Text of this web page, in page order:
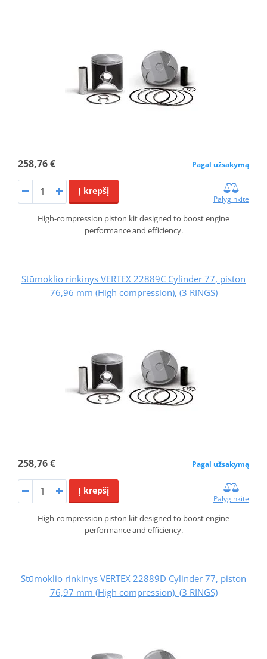
258,76 € Pagal užsakymą
Į krepšį
Palyginkite
High-compression piston kit designed to boost engine
performance and efficiency.
Stūmoklio rinkinys VERTEX 22889C Cylinder 77, piston
76,96 mm (High compression), (3 RINGS)
258,76 € Pagal užsakymą
Į krepšį
Palyginkite
High-compression piston kit designed to boost engine
performance and efficiency.
Stūmoklio rinkinys VERTEX 22889D Cylinder 77, piston
76,97 mm (High compression), (3 RINGS)